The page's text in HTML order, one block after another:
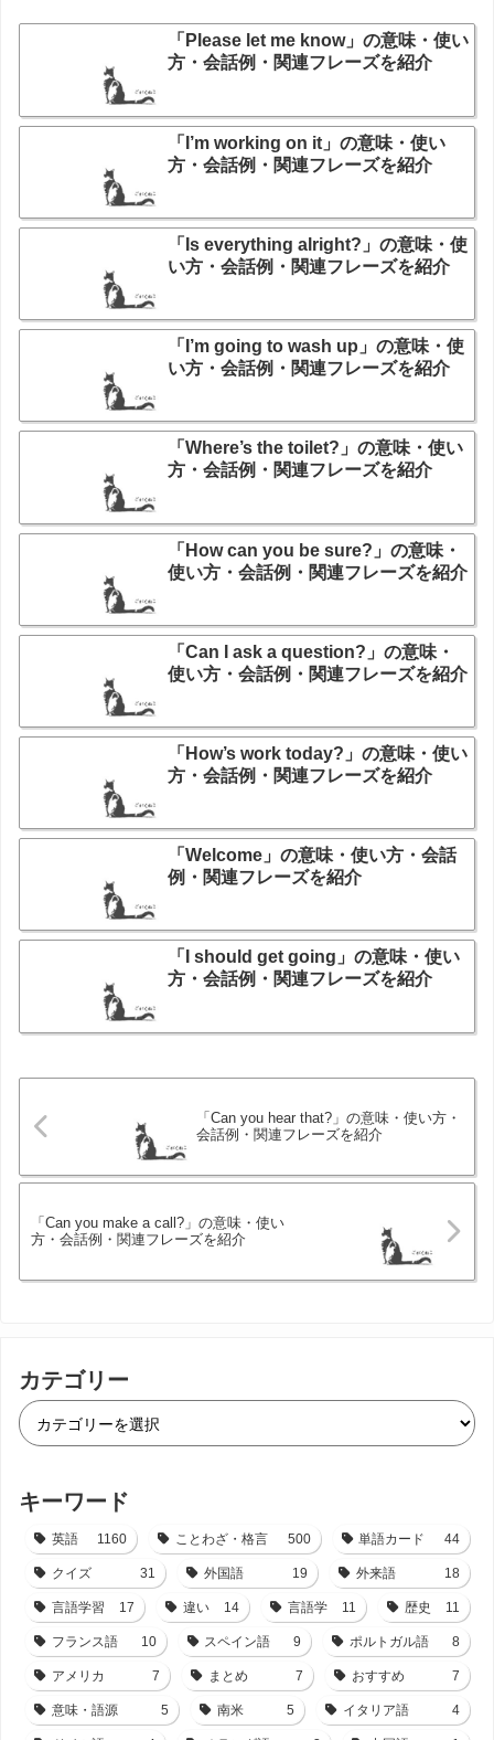
「Please let me know」の意味・使い
方・会話例・関連フレーズを紹介
「I’m working on it」の意味・使い
方・会話例・関連フレーズを紹介
「Is everything alright?」の意味・使
い方・会話例・関連フレーズを紹介
「I’m going to wash up」の意味・使
い方・会話例・関連フレーズを紹介
「Where’s the toilet?」の意味・使い
方・会話例・関連フレーズを紹介
「How can you be sure?」の意味・
使い方・会話例・関連フレーズを紹介
「Can I ask a question?」の意味・
使い方・会話例・関連フレーズを紹介
「How’s work today?」の意味・使い
方・会話例・関連フレーズを紹介
「Welcome」の意味・使い方・会話
例・関連フレーズを紹介
「I should get going」の意味・使い
方・会話例・関連フレーズを紹介
「Can you hear that?」の意味・使い方・
会話例・関連フレーズを紹介
「Can you make a call?」の意味・使い
方・会話例・関連フレーズを紹介
カテゴリー
キーワード
英語 1160 ことわざ・格言 500 単語カード 44
クイズ 31 外国語 19 外来語 18
言語学習 17 違い 14 言語学 11 歴史 11
フランス語 10 スペイン語 9 ポルトガル語 8
アメリカ 7 まとめ 7 おすすめ 7
意味・語源 5 南米 5 イタリア語 4